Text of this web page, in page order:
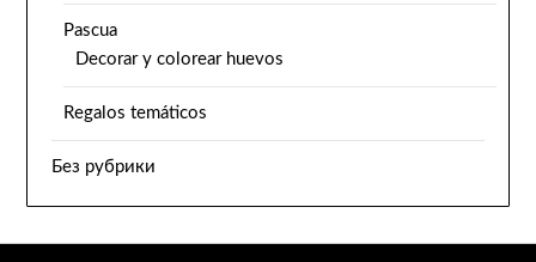
Pascua
Decorar y colorear huevos
Regalos temáticos
Без рубрики